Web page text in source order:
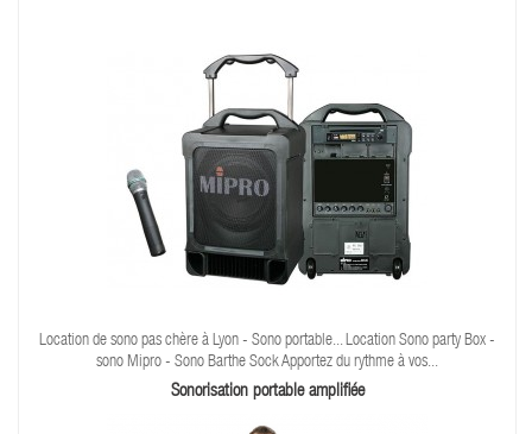
Location de sono pas chère à Lyon - Sono portable... Location Sono party Box -
sono Mipro - Sono Barthe Sock Apportez du rythme à vos...
Sonorisation portable amplifiée